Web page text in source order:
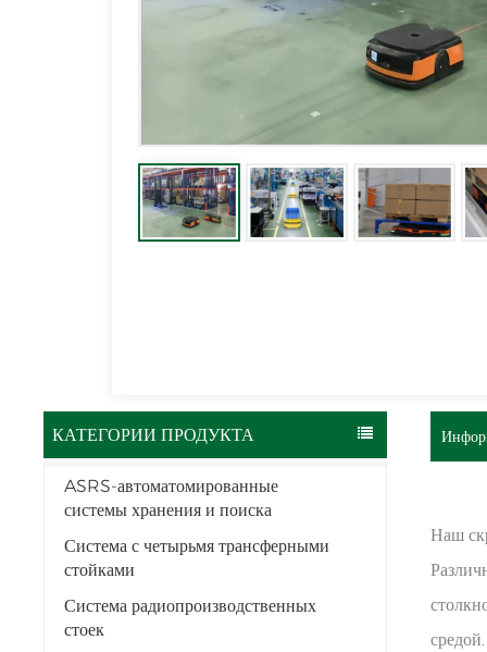
КАТЕГОРИИ ПРОДУКТА
ASRS-автоматомированные
системы хранения и поиска
Система с четырьмя трансферными
стойками
Система радиопроизводственных
стоек
Наш
средой.